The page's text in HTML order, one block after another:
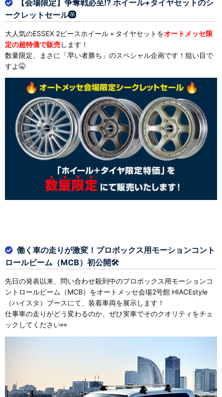
【会場限定】争奪戦必至!? ホイール+タイヤセットのシ
ークレットセール🛞
大人気のESSEX 2ピースホイール＋タイヤセットをオートメッセ限
定の超特価で販売します！
数量限定、まさに「早い者勝ち」のスペシャル企画です！狙い目で
すよ🤫
働く車の走りが激変！プロボックス用モーションコント
ロールビーム（MCB）初公開🛠
先日の発表以来、問い合わせ殺到中のプロボックス用モーションコ
ントロールビーム（MCB）をオートメッセ会場2号館 HIACEstyle
（ハイスタ）ブースにて、装着車両を展示します！
仕事車の走りがどう変わるのか、ぜひ実車でそのクオリティをチェ
ックしてください👀